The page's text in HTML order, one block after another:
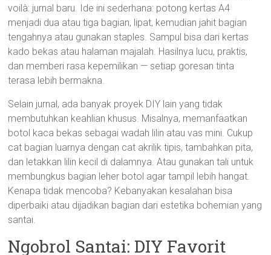
voilà: jurnal baru. Ide ini sederhana: potong kertas A4
menjadi dua atau tiga bagian, lipat, kemudian jahit bagian
tengahnya atau gunakan staples. Sampul bisa dari kertas
kado bekas atau halaman majalah. Hasilnya lucu, praktis,
dan memberi rasa kepemilikan — setiap goresan tinta
terasa lebih bermakna.
Selain jurnal, ada banyak proyek DIY lain yang tidak
membutuhkan keahlian khusus. Misalnya, memanfaatkan
botol kaca bekas sebagai wadah lilin atau vas mini. Cukup
cat bagian luarnya dengan cat akrilik tipis, tambahkan pita,
dan letakkan lilin kecil di dalamnya. Atau gunakan tali untuk
membungkus bagian leher botol agar tampil lebih hangat.
Kenapa tidak mencoba? Kebanyakan kesalahan bisa
diperbaiki atau dijadikan bagian dari estetika bohemian yang
santai.
Ngobrol Santai: DIY Favorit